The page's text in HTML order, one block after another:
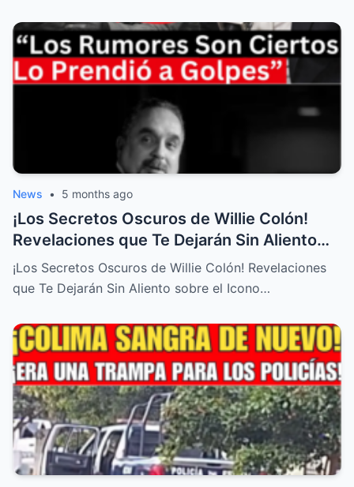
News • 5 months ago
¡Los Secretos Oscuros de Willie Colón!
Revelaciones que Te Dejarán Sin Aliento
sobre el Icono de la Salsa!
¡Los Secretos Oscuros de Willie Colón! Revelaciones
que Te Dejarán Sin Aliento sobre el Icono…